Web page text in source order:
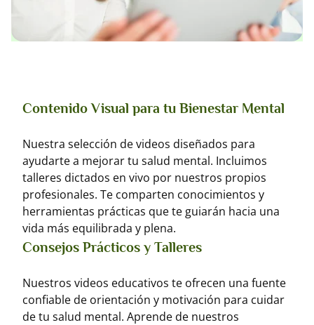
Contenido Visual para tu Bienestar Mental
Nuestra selección de videos diseñados para
ayudarte a mejorar tu salud mental. Incluimos
talleres dictados en vivo por nuestros propios
profesionales. Te comparten conocimientos y
herramientas prácticas que te guiarán hacia una
vida más equilibrada y plena.
Consejos Prácticos y Talleres
Nuestros videos educativos te ofrecen una fuente
confiable de orientación y motivación para cuidar
de tu salud mental. Aprende de nuestros